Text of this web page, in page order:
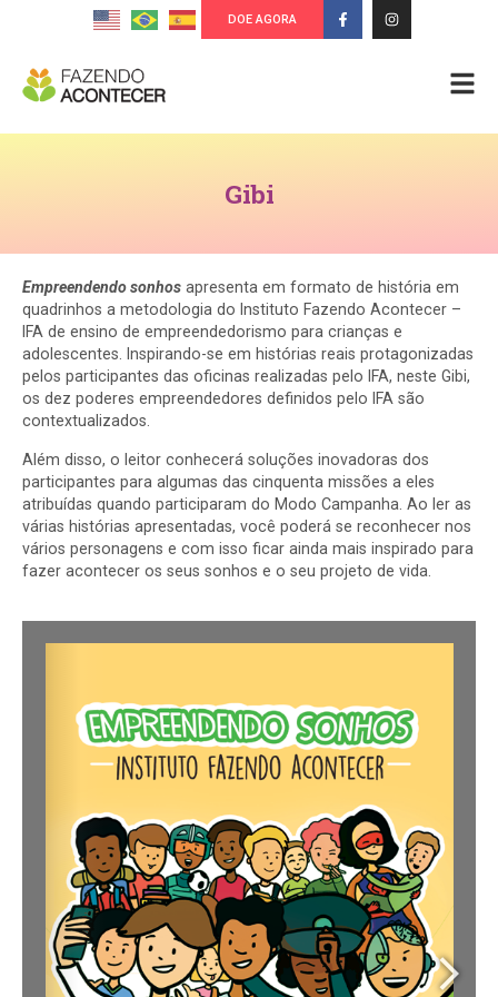
DOE AGORA
Gibi
Empreendendo sonhos apresenta em formato de história em
quadrinhos a metodologia do Instituto Fazendo Acontecer –
IFA de ensino de empreendedorismo para crianças e
adolescentes. Inspirando-se em histórias reais protagonizadas
pelos participantes das oficinas realizadas pelo IFA, neste Gibi,
os dez poderes empreendedores definidos pelo IFA são
contextualizados.
Além disso, o leitor conhecerá soluções inovadoras dos
participantes para algumas das cinquenta missões a eles
atribuídas quando participaram do Modo Campanha. Ao ler as
várias histórias apresentadas, você poderá se reconhecer nos
vários personagens e com isso ficar ainda mais inspirado para
fazer acontecer os seus sonhos e o seu projeto de vida.